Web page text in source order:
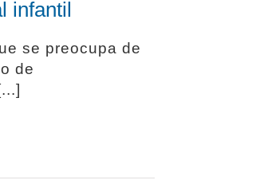
infantil
se preocupa de
de